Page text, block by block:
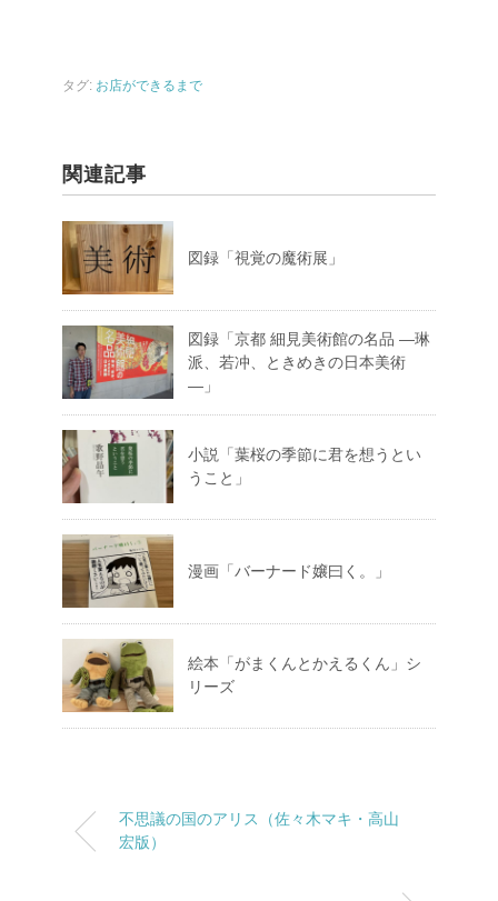
タグ: お店ができるまで
関連記事
図録「視覚の魔術展」
図録「京都 細見美術館の名品 ―琳
派、若冲、ときめきの日本美術
―」
小説「葉桜の季節に君を想うとい
うこと」
漫画「バーナード嬢曰く。」
絵本「がまくんとかえるくん」シ
リーズ
不思議の国のアリス（佐々木マキ・高山
宏版）